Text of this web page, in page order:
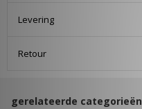
Levering
Retour
gerelateerde categorieën